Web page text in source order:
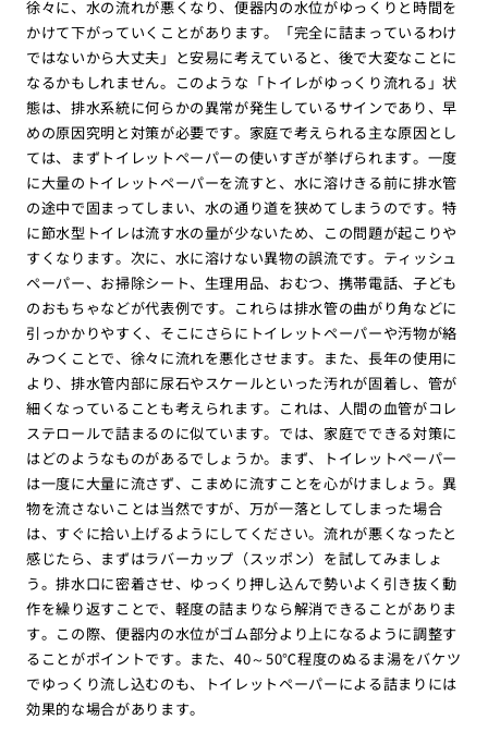
徐々に、水の流れが悪くなり、便器内の水位がゆっくりと時間を
かけて下がっていくことがあります。「完全に詰まっているわけ
ではないから大丈夫」と安易に考えていると、後で大変なことに
なるかもしれません。このような「トイレがゆっくり流れる」状
態は、排水系統に何らかの異常が発生しているサインであり、早
めの原因究明と対策が必要です。家庭で考えられる主な原因とし
ては、まずトイレットペーパーの使いすぎが挙げられます。一度
に大量のトイレットペーパーを流すと、水に溶けきる前に排水管
の途中で固まってしまい、水の通り道を狭めてしまうのです。特
に節水型トイレは流す水の量が少ないため、この問題が起こりや
すくなります。次に、水に溶けない異物の誤流です。ティッシュ
ペーパー、お掃除シート、生理用品、おむつ、携帯電話、子ども
のおもちゃなどが代表例です。これらは排水管の曲がり角などに
引っかかりやすく、そこにさらにトイレットペーパーや汚物が絡
みつくことで、徐々に流れを悪化させます。また、長年の使用に
より、排水管内部に尿石やスケールといった汚れが固着し、管が
細くなっていることも考えられます。これは、人間の血管がコレ
ステロールで詰まるのに似ています。では、家庭でできる対策に
はどのようなものがあるでしょうか。まず、トイレットペーパー
は一度に大量に流さず、こまめに流すことを心がけましょう。異
物を流さないことは当然ですが、万が一落としてしまった場合
は、すぐに拾い上げるようにしてください。流れが悪くなったと
感じたら、まずはラバーカップ（スッポン）を試してみましょ
う。排水口に密着させ、ゆっくり押し込んで勢いよく引き抜く動
作を繰り返すことで、軽度の詰まりなら解消できることがありま
す。この際、便器内の水位がゴム部分より上になるように調整す
ることがポイントです。また、40～50℃程度のぬるま湯をバケツ
でゆっくり流し込むのも、トイレットペーパーによる詰まりには
効果的な場合があります。